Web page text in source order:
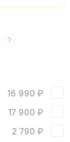
?
16 990 ₽
17 900 ₽
2 790 ₽